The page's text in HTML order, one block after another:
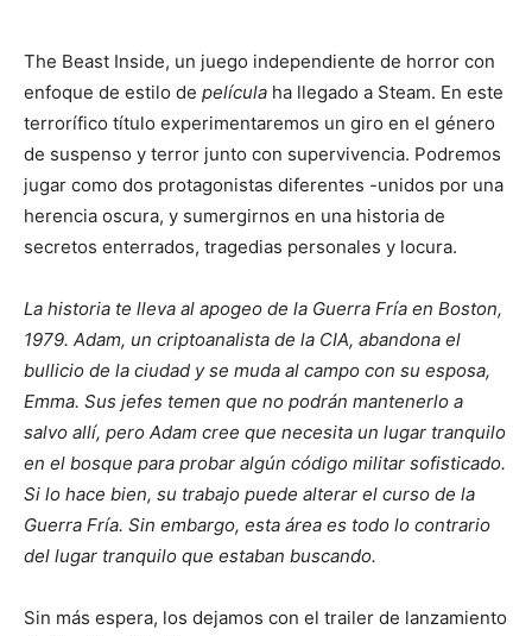
The Beast Inside, un juego independiente de horror con
enfoque de estilo de película ha llegado a Steam. En este
terrorífico título experimentaremos un giro en el género
de suspenso y terror junto con supervivencia. Podremos
jugar como dos protagonistas diferentes -unidos por una
herencia oscura, y sumergirnos en una historia de
secretos enterrados, tragedias personales y locura.
La historia te lleva al apogeo de la Guerra Fría en Boston,
1979. Adam, un criptoanalista de la CIA, abandona el
bullicio de la ciudad y se muda al campo con su esposa,
Emma. Sus jefes temen que no podrán mantenerlo a
salvo allí, pero Adam cree que necesita un lugar tranquilo
en el bosque para probar algún código militar sofisticado.
Si lo hace bien, su trabajo puede alterar el curso de la
Guerra Fría. Sin embargo, esta área es todo lo contrario
del lugar tranquilo que estaban buscando.
Sin más espera, los dejamos con el trailer de lanzamiento